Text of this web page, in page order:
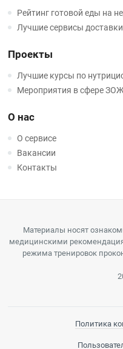
Рейтинг готовой еды на
Лучшие сервисы
Проекты
Лучшие курсы по
Мероприятия в сфере
О нас
О сервисе
Вакансии
Контакты
Материалы носят
медицинскими
режима тренировок
Политика